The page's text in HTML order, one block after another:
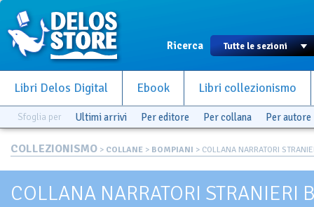
Ricerca
Libri Delos Digital Ebook Libri collezionismo
Sfoglia per Ultimi arrivi Per editore Per collana Per autore
COLLEZIONISMO > COLLANE > BOMPIANI > COLLANA NARRATORI
COLLANA NARRATORI STRANIERI